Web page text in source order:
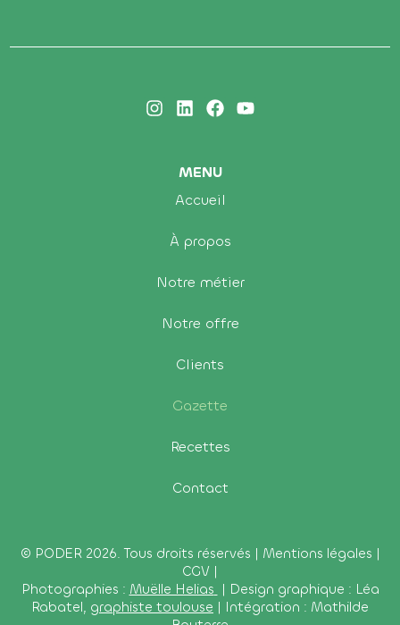
MENU
Accueil
À propos
Notre métier
Notre offre
Clients
Gazette
Recettes
Contact
© PODER 2026. Tous droits réservés | Mentions légales |
CGV |
Photographies : Muëlle Helias | Design graphique : Léa
Rabatel, graphiste toulouse | Intégration : Mathilde